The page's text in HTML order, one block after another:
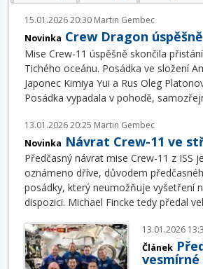
15.01.2026 20:30 Martin Gembec
Novinka Crew Dragon
Mise Crew-11 úspěšně skončila
Tichého oceánu. Posádka ve složení
Japonec Kimiya Yui a Rus Oleg
Posádka vypadala v pohodě,
13.01.2026 20:25 Martin Gembec
Novinka Návrat Crew-11 ve
Předčasný návrat mise Crew-11 z ISS
oznámeno dříve, důvodem
posádky, který neumožňuje vyšetření
dispozici. Michael Fincke tedy předal
13.01.2026
Článek
vesmírné